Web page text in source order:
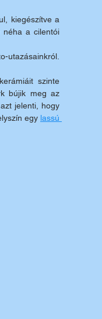
kiegészítve a
néha a cilentói
utazásainkról.
szinte
bújik meg az
jelenti, hogy
egy lassú